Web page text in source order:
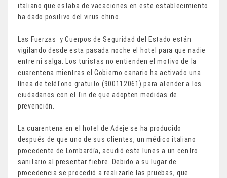
italiano que estaba de vacaciones en este establecimiento
ha dado positivo del virus chino.
Las Fuerzas y Cuerpos de Seguridad del Estado están
vigilando desde esta pasada noche el hotel para que nadie
entre ni salga. Los turistas no entienden el motivo de la
cuarentena mientras el Gobierno canario ha activado una
línea de teléfono gratuito (900112061) para atender a los
ciudadanos con el fin de que adopten medidas de
prevención.
La cuarentena en el hotel de Adeje se ha producido
después de que uno de sus clientes, un médico italiano
procedente de Lombardía, acudió este lunes a un centro
sanitario al presentar fiebre. Debido a su lugar de
procedencia se procedió a realizarle las pruebas, que